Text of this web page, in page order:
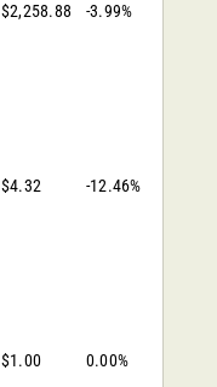
$2,258.88 -3.99%
$4.32 -12.46%
$1.00 0.00%